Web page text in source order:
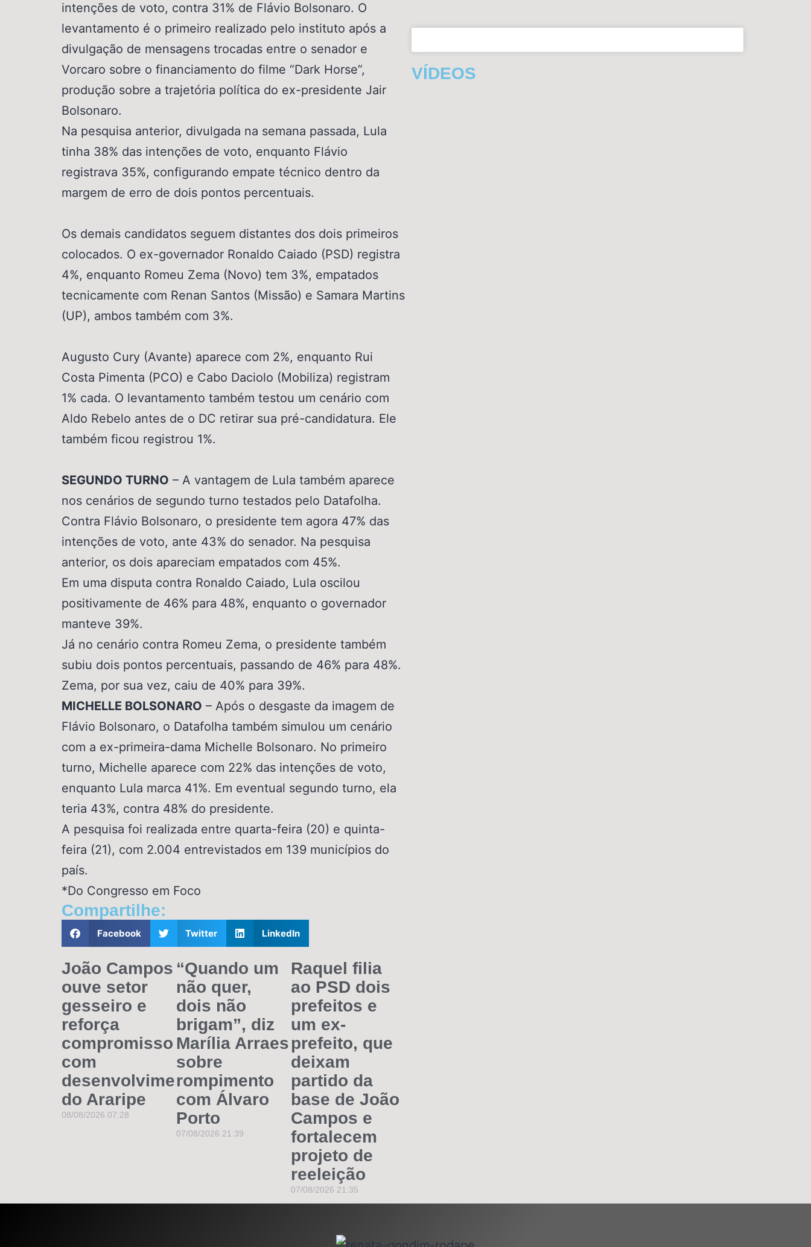
intenções de voto, contra 31% de Flávio Bolsonaro. O
levantamento é o primeiro realizado pelo instituto após a
divulgação de mensagens trocadas entre o senador e
Vorcaro sobre o financiamento do filme “Dark Horse”,
produção sobre a trajetória política do ex-presidente Jair
Bolsonaro.
Na pesquisa anterior, divulgada na semana passada, Lula
tinha 38% das intenções de voto, enquanto Flávio
registrava 35%, configurando empate técnico dentro da
margem de erro de dois pontos percentuais.
Os demais candidatos seguem distantes dos dois primeiros
colocados. O ex-governador Ronaldo Caiado (PSD) registra
4%, enquanto Romeu Zema (Novo) tem 3%, empatados
tecnicamente com Renan Santos (Missão) e Samara Martins
(UP), ambos também com 3%.
Augusto Cury (Avante) aparece com 2%, enquanto Rui
Costa Pimenta (PCO) e Cabo Daciolo (Mobiliza) registram
1% cada. O levantamento também testou um cenário com
Aldo Rebelo antes de o DC retirar sua pré-candidatura. Ele
também ficou registrou 1%.
SEGUNDO TURNO – A vantagem de Lula também aparece
nos cenários de segundo turno testados pelo Datafolha.
Contra Flávio Bolsonaro, o presidente tem agora 47% das
intenções de voto, ante 43% do senador. Na pesquisa
anterior, os dois apareciam empatados com 45%.
Em uma disputa contra Ronaldo Caiado, Lula oscilou
positivamente de 46% para 48%, enquanto o governador
manteve 39%.
Já no cenário contra Romeu Zema, o presidente também
subiu dois pontos percentuais, passando de 46% para 48%.
Zema, por sua vez, caiu de 40% para 39%.
MICHELLE BOLSONARO – Após o desgaste da imagem de
Flávio Bolsonaro, o Datafolha também simulou um cenário
com a ex-primeira-dama Michelle Bolsonaro. No primeiro
turno, Michelle aparece com 22% das intenções de voto,
enquanto Lula marca 41%. Em eventual segundo turno, ela
teria 43%, contra 48% do presidente.
A pesquisa foi realizada entre quarta-feira (20) e quinta-
feira (21), com 2.004 entrevistados em 139 municípios do
país.
*Do Congresso em Foco
Compartilhe:
Facebook Twitter LinkedIn
João Campos
ouve setor
gesseiro e
reforça
compromisso
com
desenvolvimento
do Araripe
08/08/2026 07:28
“Quando um
não quer,
dois não
brigam”, diz
Marília Arraes
sobre
rompimento
com Álvaro
Porto
07/08/2026 21:39
Raquel filia
ao PSD dois
prefeitos e
um ex-
prefeito, que
deixam
partido da
base de João
Campos e
fortalecem
projeto de
reeleição
07/08/2026 21:35
VÍDEOS